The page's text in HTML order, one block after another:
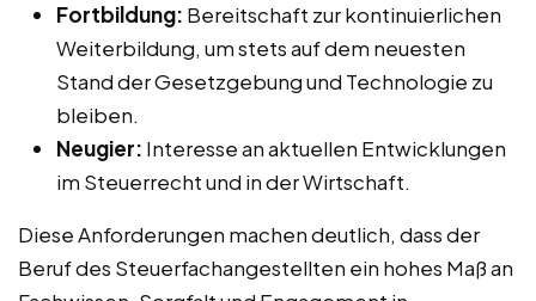
Fortbildung: Bereitschaft zur kontinuierlichen
Weiterbildung, um stets auf dem neuesten
Stand der Gesetzgebung und Technologie zu
bleiben.
Neugier: Interesse an aktuellen Entwicklungen
im Steuerrecht und in der Wirtschaft.
Diese Anforderungen machen deutlich, dass der
Beruf des Steuerfachangestellten ein hohes Maß an